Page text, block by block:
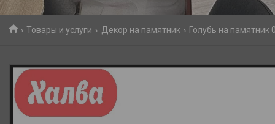
Товары и услуги Декор на памятник Голубь на памятник